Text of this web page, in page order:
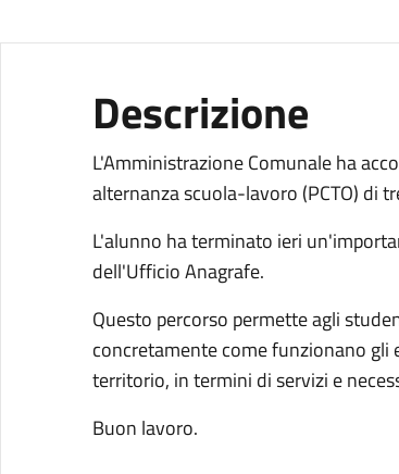
Descrizione
L'Amministrazione Comunale ha
alternanza scuola-lavoro (PCTO) di
L'alunno ha terminato ieri
dell'Ufficio Anagrafe.
Questo percorso permette agli
concretamente come funzionano gli
territorio, in termini di servizi e
Buon lavoro.